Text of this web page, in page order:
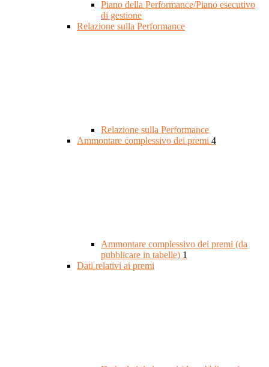
Piano della Performance/Piano esecutivo
di gestione
Relazione sulla Performance
Relazione sulla Performance
Ammontare complessivo dei premi 4
Ammontare complessivo dei premi (da
pubblicare in tabelle) 1
Dati relativi ai premi